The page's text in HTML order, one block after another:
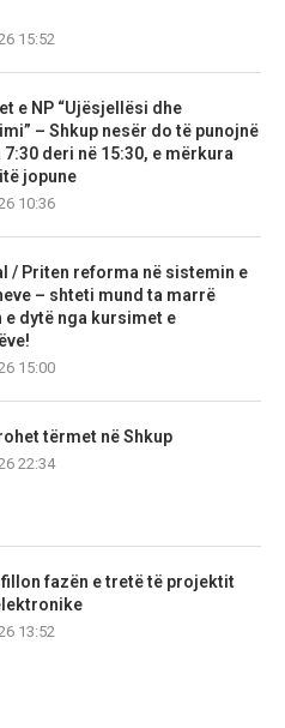
15:52
e NP “Ujësjellësi dhe
– Shkup nesër do të punojnë
7:30 deri në 15:30, e mërkura
jopune
10:36
/ Priten reforma në sistemin e
– shteti mund ta marrë
e dytë nga kursimet e
15:00
tërmet në Shkup
22:34
fillon fazën e tretë të projektit
13:52